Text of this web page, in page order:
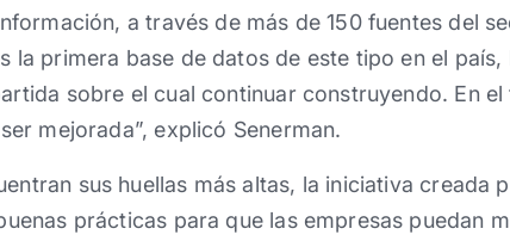
a través de más de 150 fuentes del
la primera base de datos de este tipo en el país,
sobre el cual continuar construyendo. En el
mejorada”, explicó Senerman.
sus huellas más altas, la iniciativa creada
prácticas para que las empresas puedan